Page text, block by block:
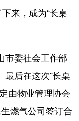
来，成为“长桌
委社会工作部
最后在这次“长桌
由物业管理协会
燃气公司签订合